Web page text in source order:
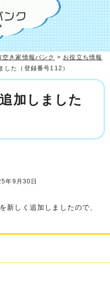
空き家情報バンク > お役立ち情報
した（登録番号112）
加しました
年9月30日
新しく追加しましたので、